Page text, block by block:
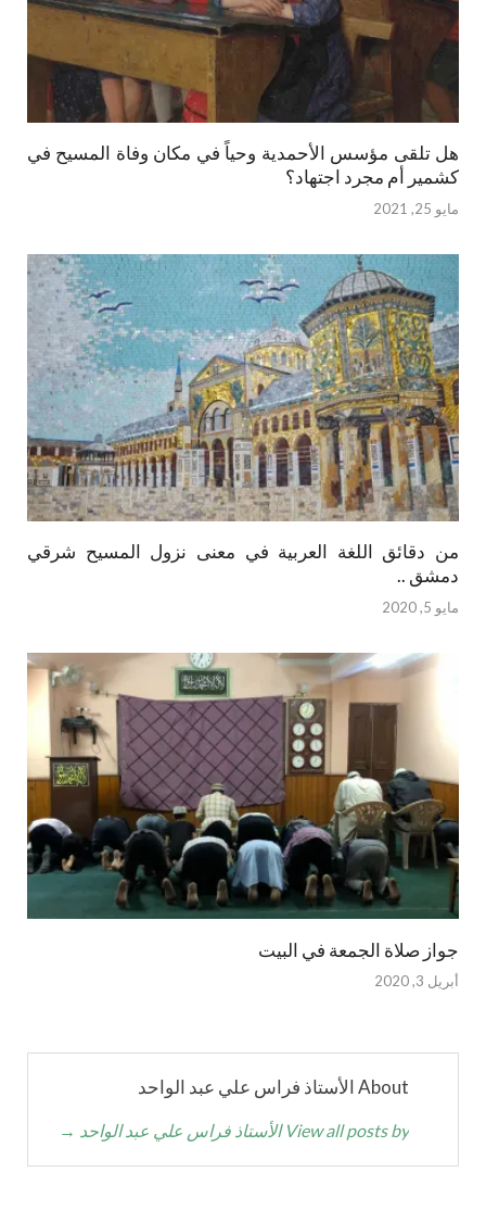
هل تلقى مؤسس الأحمدية وحياً في مكان وفاة المسيح في
كشمير أم مجرد اجتهاد؟
مايو 25, 2021
من دقائق اللغة العربية في معنى نزول المسيح شرقي
دمشق ..
مايو 5, 2020
جواز صلاة الجمعة في البيت
أبريل 3, 2020
About الأستاذ فراس علي عبد الواحد
View all posts by الأستاذ فراس علي عبد الواحد →